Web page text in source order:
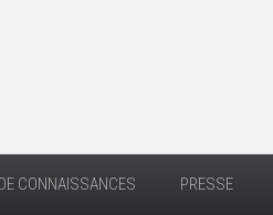
CONNAISSANCES PRESSE